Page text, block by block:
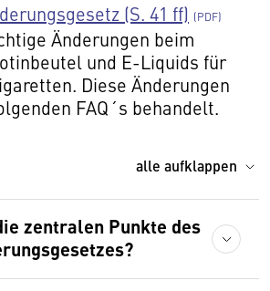
(S. 41 ff)
Änderungen beim
und E-Liquids für
Diese Änderungen
FAQ´s behandelt.
alle aufklappen